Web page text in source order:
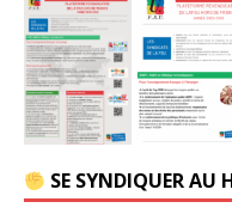
SE SYNDIQUER AU